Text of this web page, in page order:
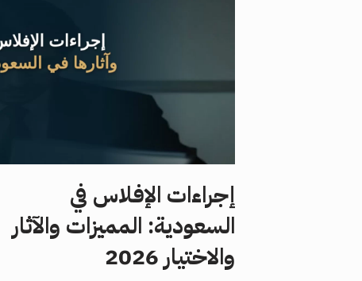
إجراءات الإفلاس في
السعودية: المميزات والآثار
والاختيار 2026